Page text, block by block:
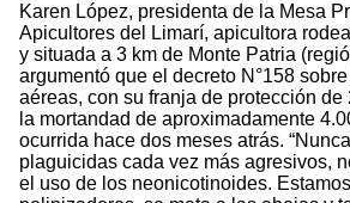
Karen López, presidenta de la Mesa
Apicultores del Limarí, apicultora
y situada a 3 km de Monte Patria
argumentó que el decreto N°158
aéreas, con su franja de protección de
la mortandad de aproximadamente
ocurrida hace dos meses atrás.
plaguicidas cada vez más agresivos,
el uso de los neonicotinoides.